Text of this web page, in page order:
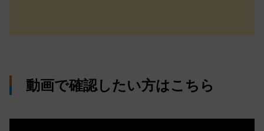
動画で確認したい方はこちら